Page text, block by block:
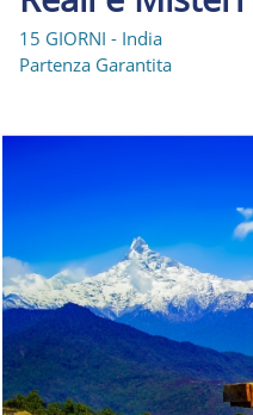
15 GIORNI - India
Partenza Garantita